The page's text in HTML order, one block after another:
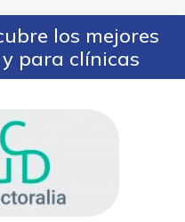
los mejores
para clínicas